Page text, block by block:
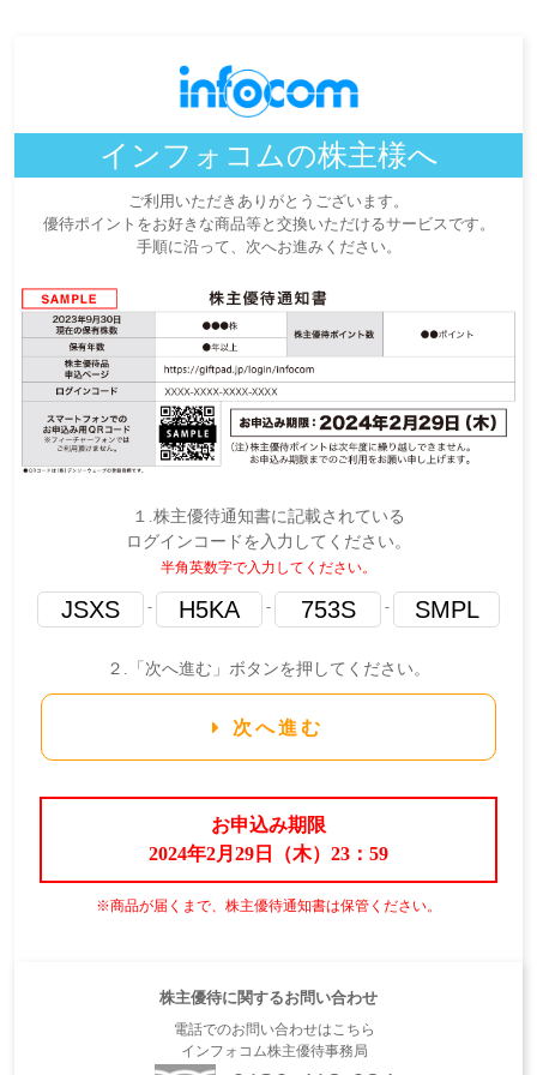
インフォコムの株主様へ
ご利用いただきありがとうございます。
優待ポイントをお好きな商品等と交換いただけるサービスです。
手順に沿って、次へお進みください。
１.株主優待通知書に記載されている
ログインコードを入力してください。
半角英数字で入力してください。
- - -
２.「次へ進む」ボタンを押してください。
次へ進む
お申込み期限
2024年2月29日（木）23：59
※商品が届くまで、株主優待通知書は保管ください。
株主優待に関するお問い合わせ
電話でのお問い合わせはこちら
インフォコム株主優待事務局